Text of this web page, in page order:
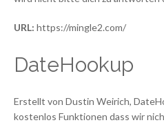
URL: https://mingle2.com/
DateHookup
Erstellt von Dustin Weirich,
kostenlos Funktionen dass wir